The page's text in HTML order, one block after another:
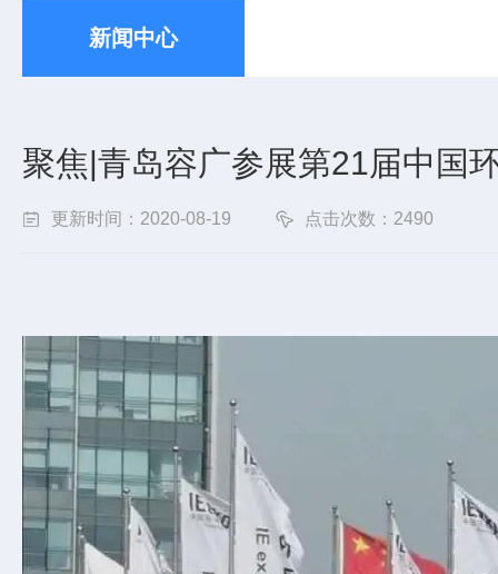
新闻中心
聚焦|青岛容广参展第21届中国
更新时间：2020-08-19 点击次数：2490